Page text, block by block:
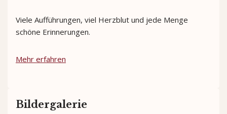
Viele Aufführungen, viel Herzblut und jede Menge
schöne Erinnerungen.
Mehr erfahren
Bildergalerie